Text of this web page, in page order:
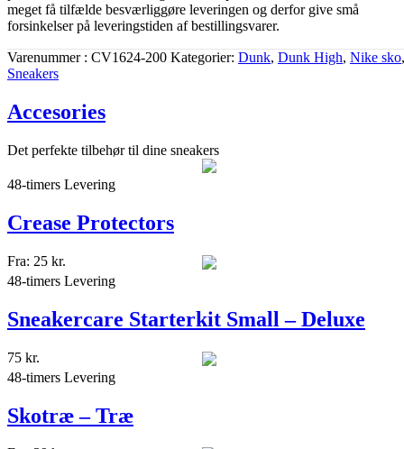
meget få tilfælde besværliggøre leveringen og derfor give små
forsinkelser på leveringstiden af bestillingsvarer.
Varenummer CV1624-200 Kategorier Dunk, Dunk High, Nike sko,
Sneakers
Accesories
Det perfekte tilbehør til dine sneakers
48-timers Levering
Crease Protectors
Fra: 25 kr.
48-timers Levering
Sneakercare Starterkit Small – Deluxe
75 kr.
48-timers Levering
Skotræ – Træ